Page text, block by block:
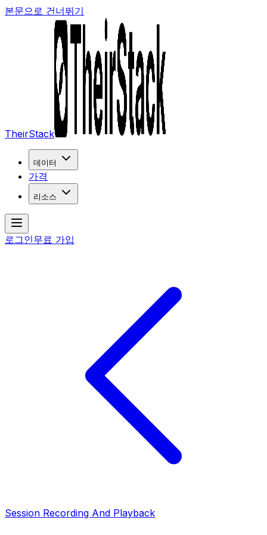
본문으로 건너뛰기
TheirStack
데이터
가격
리소스
로그인무료 가입
Session Recording And Playback